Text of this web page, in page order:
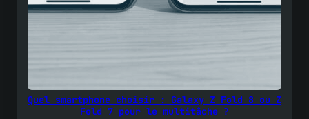
Quel smartphone choisir : Galaxy Z Fold 8 ou Z
Fold 7 pour le multitâche ?